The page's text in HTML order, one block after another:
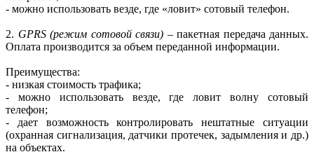
- можно использовать везде, где «ловит» сотовый телефон.
2. GPRS (режим сотовой связи) – пакетная передача данных.
Оплата производится за объем переданной информации.
Преимущества:
- низкая стоимость трафика;
- можно использовать везде, где ловит волну сотовый
телефон;
- дает возможность контролировать нештатные ситуации
(охранная сигнализация, датчики протечек, задымления и др.)
на объектах.